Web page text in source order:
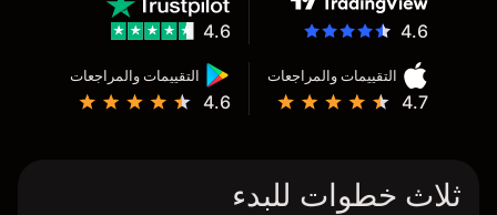
4.6
التقييمات والمراجعات
4.7
التقييمات والمراجعات
4.6
4.6
ثلاث خطوات للبدء